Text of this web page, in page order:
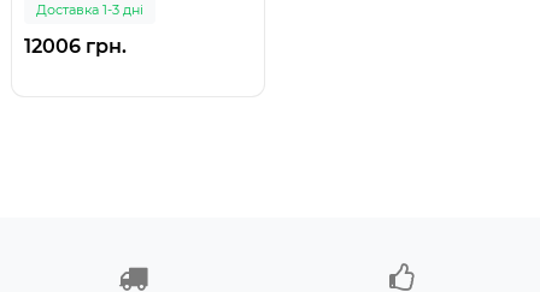
панеллю змиву Chrome
(MP6690) (999)
Доставка 1-3 дні
12006 грн.